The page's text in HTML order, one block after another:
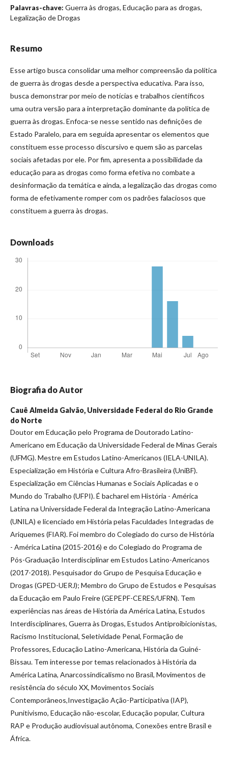
Palavras-chave: Guerra às drogas, Educação para as drogas,
Legalização de Drogas
Resumo
Esse artigo busca consolidar uma melhor compreensão da política
de guerra às drogas desde a perspectiva educativa. Para isso,
busca demonstrar por meio de notícias e trabalhos científicos
uma outra versão para a interpretação dominante da política de
guerra às drogas. Enfoca-se nesse sentido nas definições de
Estado Paralelo, para em seguida apresentar os elementos que
constituem esse processo discursivo e quem são as parcelas
sociais afetadas por ele. Por fim, apresenta a possibilidade da
educação para as drogas como forma efetiva no combate a
desinformação da temática e ainda, a legalização das drogas como
forma de efetivamente romper com os padrões falaciosos que
constituem a guerra às drogas.
Downloads
Biografia do Autor
Cauê Almeida Galvão, Universidade Federal do Rio Grande
do Norte
Doutor em Educação pelo Programa de Doutorado Latino-
Americano em Educação da Universidade Federal de Minas Gerais
(UFMG). Mestre em Estudos Latino-Americanos (IELA-UNILA).
Especialização em História e Cultura Afro-Brasileira (UniBF).
Especialização em Ciências Humanas e Sociais Aplicadas e o
Mundo do Trabalho (UFPI). É bacharel em História - América
Latina na Universidade Federal da Integração Latino-Americana
(UNILA) e licenciado em História pelas Faculdades Integradas de
Ariquemes (FIAR). Foi membro do Colegiado do curso de História
- América Latina (2015-2016) e do Colegiado do Programa de
Pós-Graduação Interdisciplinar em Estudos Latino-Americanos
(2017-2018). Pesquisador do Grupo de Pesquisa Educação e
Drogas (GPED-UERJ); Membro do Grupo de Estudos e Pesquisas
da Educação em Paulo Freire (GEPEPF-CERES/UFRN). Tem
experiências nas áreas de História da América Latina, Estudos
Interdisciplinares, Guerra às Drogas, Estudos Antiproibicionistas,
Racismo Institucional, Seletividade Penal, Formação de
Professores, Educação Latino-Americana, História da Guiné-
Bissau. Tem interesse por temas relacionados à História da
América Latina, Anarcossindicalismo no Brasil, Movimentos de
resistência do século XX, Movimentos Sociais
Contemporâneos,Investigação Ação-Participativa (IAP),
Punitivismo, Educação não-escolar, Educação popular, Cultura
RAP e Produção audiovisual autônoma, Conexões entre Brasil e
África.